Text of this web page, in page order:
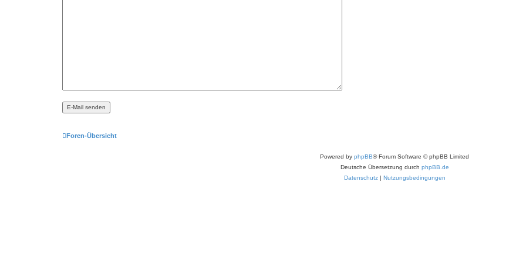
Foren-Übersicht
Powered by phpBB® Forum Software © phpBB Limited
Deutsche Übersetzung durch phpBB.de
Datenschutz| Nutzungsbedingungen